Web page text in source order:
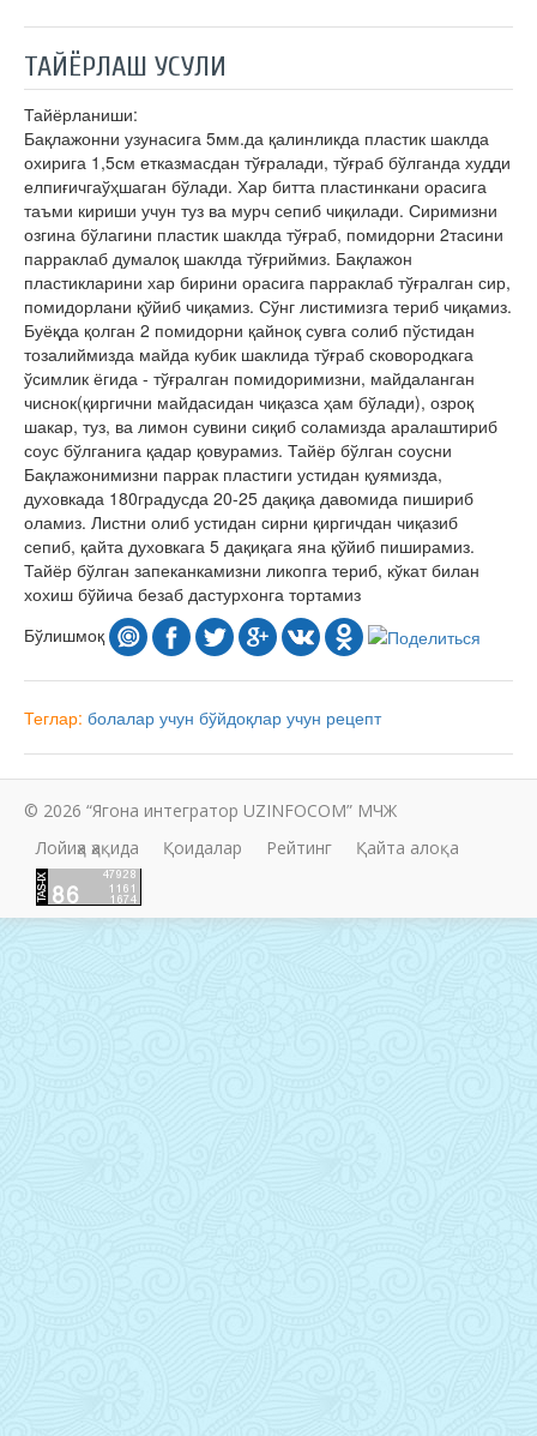
ТАЙЁРЛАШ УСУЛИ
Тайёрланиши:
Бақлажонни узунасига 5мм.да қалинликда пластик шаклда
охирига 1,5см етказмасдан тўғралади, тўғраб бўлганда худди
елпиғичгаўҳшаган бўлади. Хар битта пластинкани орасига
таъми кириши учун туз ва мурч сепиб чиқилади. Сиримизни
озгина бўлагини пластик шаклда тўғраб, помидорни 2тасини
парраклаб думалоқ шаклда тўғриймиз. Бақлажон
пластикларини хар бирини орасига парраклаб тўғралган сир,
помидорлани қўйиб чиқамиз. Сўнг листимизга териб чиқамиз.
Буёқда қолган 2 помидорни қайноқ сувга солиб пўстидан
тозалиймизда майда кубик шаклида тўғраб сковородкага
ўсимлик ёгида - тўғралган помидоримизни, майдаланган
чиснок(қиргични майдасидан чиқазса ҳам бўлади), озроқ
шакар, туз, ва лимон сувини сиқиб соламизда аралаштириб
соус бўлганига қадар қовурамиз. Тайёр бўлган соусни
Бақлажонимизни паррак пластиги устидан қуямизда,
духовкада 180градусда 20-25 дақиқа давомида пишириб
оламиз. Листни олиб устидан сирни қиргичдан чиқазиб
сепиб, қайта духовкага 5 дақиқага яна қўйиб пиширамиз.
Тайёр бўлган запеканкамизни ликопга териб, кўкат билан
хохиш бўйича безаб дастурхонга тортамиз
Бўлишмоқ
Теглар: болалар учун бўйдоқлар учун рецепт
© 2026 “Ягона интегратор UZINFOCOM” МЧЖ
Лойиҳа ҳақида
Қоидалар Рейтинг Қайта алоқа